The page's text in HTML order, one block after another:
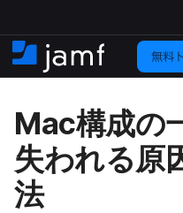
イ
ン
コ
テ
ン
ツ
に
​
移
ホ
ー
無料
Mac構成の​
失われる​原
法